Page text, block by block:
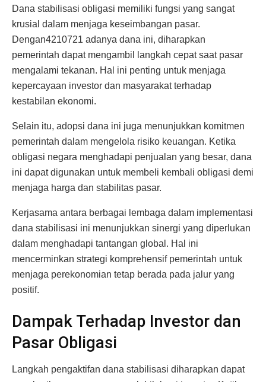
Dana stabilisasi obligasi memiliki fungsi yang sangat
krusial dalam menjaga keseimbangan pasar.
Dengan4210721 adanya dana ini, diharapkan
pemerintah dapat mengambil langkah cepat saat pasar
mengalami tekanan. Hal ini penting untuk menjaga
kepercayaan investor dan masyarakat terhadap
kestabilan ekonomi.
Selain itu, adopsi dana ini juga menunjukkan komitmen
pemerintah dalam mengelola risiko keuangan. Ketika
obligasi negara menghadapi penjualan yang besar, dana
ini dapat digunakan untuk membeli kembali obligasi demi
menjaga harga dan stabilitas pasar.
Kerjasama antara berbagai lembaga dalam implementasi
dana stabilisasi ini menunjukkan sinergi yang diperlukan
dalam menghadapi tantangan global. Hal ini
mencerminkan strategi komprehensif pemerintah untuk
menjaga perekonomian tetap berada pada jalur yang
positif.
Dampak Terhadap Investor dan
Pasar Obligasi
Langkah pengaktifan dana stabilisasi diharapkan dapat